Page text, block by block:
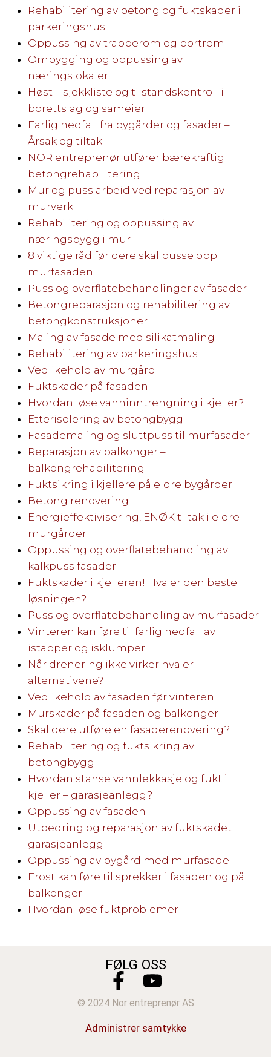
Rehabilitering av betong og fuktskader i
parkeringshus
Oppussing av trapperom og portrom
Ombygging og oppussing av
næringslokaler
Høst – sjekkliste og tilstandskontroll i
borettslag og sameier
Farlig nedfall fra bygårder og fasader –
Årsak og tiltak
NOR entreprenør utfører bærekraftig
betongrehabilitering
Mur og puss arbeid ved reparasjon av
murverk
Rehabilitering og oppussing av
næringsbygg i mur
8 viktige råd før dere skal pusse opp
murfasaden
Puss og overflatebehandlinger av fasader
Betongreparasjon og rehabilitering av
betongkonstruksjoner
Maling av fasade med silikatmaling
Rehabilitering av parkeringshus
Vedlikehold av murgård
Fuktskader på fasaden
Hvordan løse vanninntrengning i kjeller?
Etterisolering av betongbygg
Fasademaling og sluttpuss til murfasader
Reparasjon av balkonger –
balkongrehabilitering
Fuktsikring i kjellere på eldre bygårder
Betong renovering
Energieffektivisering, ENØK tiltak i eldre
murgårder
Oppussing og overflatebehandling av
kalkpuss fasader
Fuktskader i kjelleren! Hva er den beste
løsningen?
Puss og overflatebehandling av murfasader
Vinteren kan føre til farlig nedfall av
istapper og isklumper
Når drenering ikke virker hva er
alternativene?
Vedlikehold av fasaden før vinteren
Murskader på fasaden og balkonger
Skal dere utføre en fasaderenovering?
Rehabilitering og fuktsikring av
betongbygg
Hvordan stanse vannlekkasje og fukt i
kjeller – garasjeanlegg?
Oppussing av fasaden
Utbedring og reparasjon av fuktskadet
garasjeanlegg
Oppussing av bygård med murfasade
Frost kan føre til sprekker i fasaden og på
balkonger
Hvordan løse fuktproblemer
FØLG OSS
© 2024 Nor entreprenør AS
Administrer samtykke